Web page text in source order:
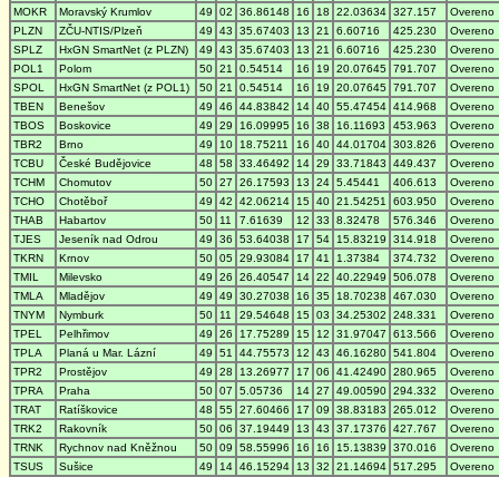
MOKR
Moravský Krumlov 49 02 36.86148 16 18 22.03634 327.157
Overeno
PLZN
ZČU-NTIS/Plzeň 49 43 35.67403 13 21 6.60716 425.230
Overeno
SPLZ
HxGN SmartNet (z PLZN) 49 43 35.67403 13 21 6.60716 425.230
Overeno
POL1
Polom 50 21 0.54514 16 19 20.07645 791.707
Overeno
SPOL
HxGN SmartNet (z POL1) 50 21 0.54514 16 19 20.07645 791.707
Overeno
TBEN
Benešov 49 46 44.83842 14 40 55.47454 414.968
Overeno
TBOS
Boskovice 49 29 16.09995 16 38 16.11693 453.963
Overeno
TBR2
Brno 49 10 18.75211 16 40 44.01704 303.826
Overeno
TCBU
České Budějovice 48 58 33.46492 14 29 33.71843 449.437
Overeno
TCHM
Chomutov 50 27 26.17593 13 24 5.45441 406.613
Overeno
TCHO
Chotěboř 49 42 42.06214 15 40 21.54251 603.950
Overeno
THAB
Habartov 50 11 7.61639 12 33 8.32478 576.346
Overeno
TJES
Jeseník nad Odrou 49 36 53.64038 17 54 15.83219 314.918
Overeno
TKRN
Krnov 50 05 29.93084 17 41 1.37384 374.732
Overeno
TMIL
Milevsko 49 26 26.40547 14 22 40.22949 506.078
Overeno
TMLA
Mladějov 49 49 30.27038 16 35 18.70238 467.030
Overeno
TNYM
Nymburk 50 11 29.54648 15 03 34.25302 248.331
Overeno
TPEL
Pelhřimov 49 26 17.75289 15 12 31.97047 613.566
Overeno
TPLA
Planá u Mar. Lázní 49 51 44.75573 12 43 46.16280 541.804
Overeno
TPR2
Prostějov 49 28 13.26977 17 06 41.42490 280.965
Overeno
TPRA
Praha 50 07 5.05736 14 27 49.00590 294.332
Overeno
TRAT
Ratíškovice 48 55 27.60466 17 09 38.83183 265.012
Overeno
TRK2
Rakovník 50 06 37.19449 13 43 37.17376 427.767
Overeno
TRNK
Rychnov nad Kněžnou 50 09 58.55996 16 16 15.13839 370.016
Overeno
TSUS
Sušice 49 14 46.15294 13 32 21.14694 517.295
Overeno